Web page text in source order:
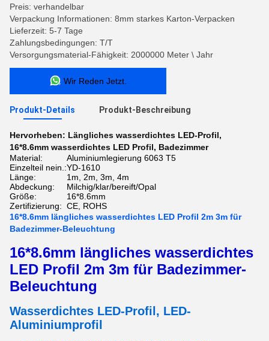
Preis: verhandelbar
Verpackung Informationen: 8mm starkes Karton-Verpacken
Lieferzeit: 5-7 Tage
Zahlungsbedingungen: T/T
Versorgungsmaterial-Fähigkeit: 2000000 Meter \ Jahr
Wir Reden Jetzt.
Produkt-Details Produkt-Beschreibung
Hervorheben: Längliches wasserdichtes LED-Profil,
16*8.6mm wasserdichtes LED Profil, Badezimmer
Material:
Aluminiumlegierung 6063 T5
Einzelteil nein.:YD-1610
Länge:
1m, 2m, 3m, 4m
Abdeckung:
Milchig/klar/bereift/Opal
Größe:
16*8.6mm
Zertifizierung: CE, ROHS
16*8.6mm längliches wasserdichtes LED Profil 2m 3m für
Badezimmer-Beleuchtung
16*8.6mm längliches wasserdichtes
LED Profil 2m 3m für Badezimmer-
Beleuchtung
Wasserdichtes LED-Profil , LED-
Aluminiumprofil